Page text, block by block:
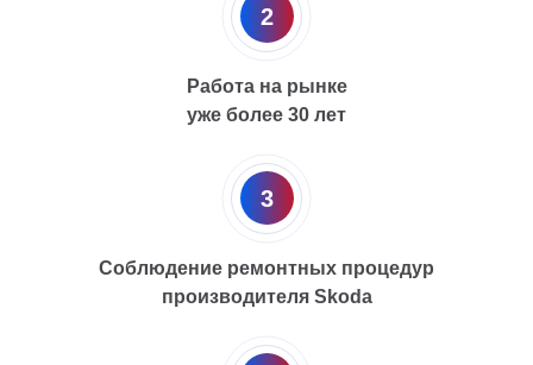
2
Работа на рынке
уже более 30 лет
3
Соблюдение ремонтных процедур
производителя Skoda